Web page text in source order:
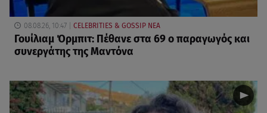
08.08.26, 10:47 CELEBRITIES & GOSSIP ΝΕΑ
Γουίλιαμ Όρμπιτ: Πέθανε στα 69 ο παραγωγός και
συνεργάτης της Μαντόνα